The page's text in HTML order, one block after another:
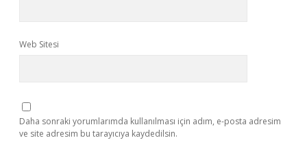
Web Sitesi
Daha sonraki yorumlarımda kullanılması için adım, e-posta adresim
ve site adresim bu tarayıcıya kaydedilsin.